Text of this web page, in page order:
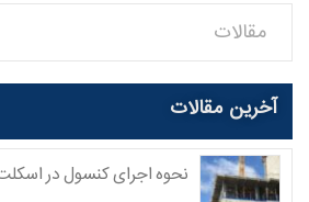
مقالات
آخرین مقالات
نحوه اجرای کنسول در